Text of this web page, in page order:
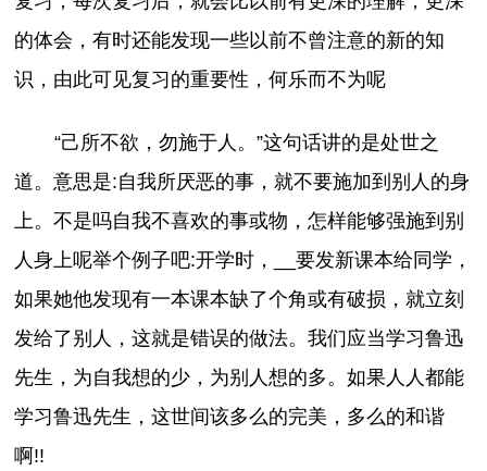
的体会，有时还能发现一些以前不曾注意的新的知
识，由此可见复习的重要性，何乐而不为呢
“己所不欲，勿施于人。”这句话讲的是处世之
道。意思是:自我所厌恶的事，就不要施加到别人的身
上。不是吗自我不喜欢的事或物，怎样能够强施到别
人身上呢举个例子吧:开学时，__要发新课本给同学，
如果她他发现有一本课本缺了个角或有破损，就立刻
发给了别人，这就是错误的做法。我们应当学习鲁迅
先生，为自我想的少，为别人想的多。如果人人都能
学习鲁迅先生，这世间该多么的完美，多么的和谐
啊!!